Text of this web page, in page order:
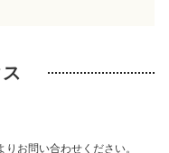
りお問い合わせください。